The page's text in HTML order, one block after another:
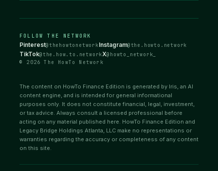
FOLLOW THE NETWORK
Pinterest@thehowtonetworkInstagram@the.howto.network
TikTok@the.how.to.networkX@howto_network_
© 2026 The HowTo Network
The content on HowTo Finance Edition is generated by Iris, an AI
content engine, and is intended for general informational
purposes only. It does not constitute financial, legal, investment,
or tax advice. Always consult a licensed professional before
acting on any material published here. HowTo Finance Edition and
Legacy Bridge Holdings Atlanta, LLC make no representations or
warranties regarding the accuracy or completeness of any content
on this site.